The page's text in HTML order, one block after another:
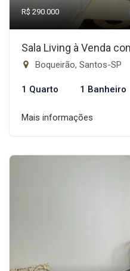
R$ 290.000
Sala Living à Venda
Boqueirão, Santos-SP
1 Quarto 1 Banheiro
Mais informações